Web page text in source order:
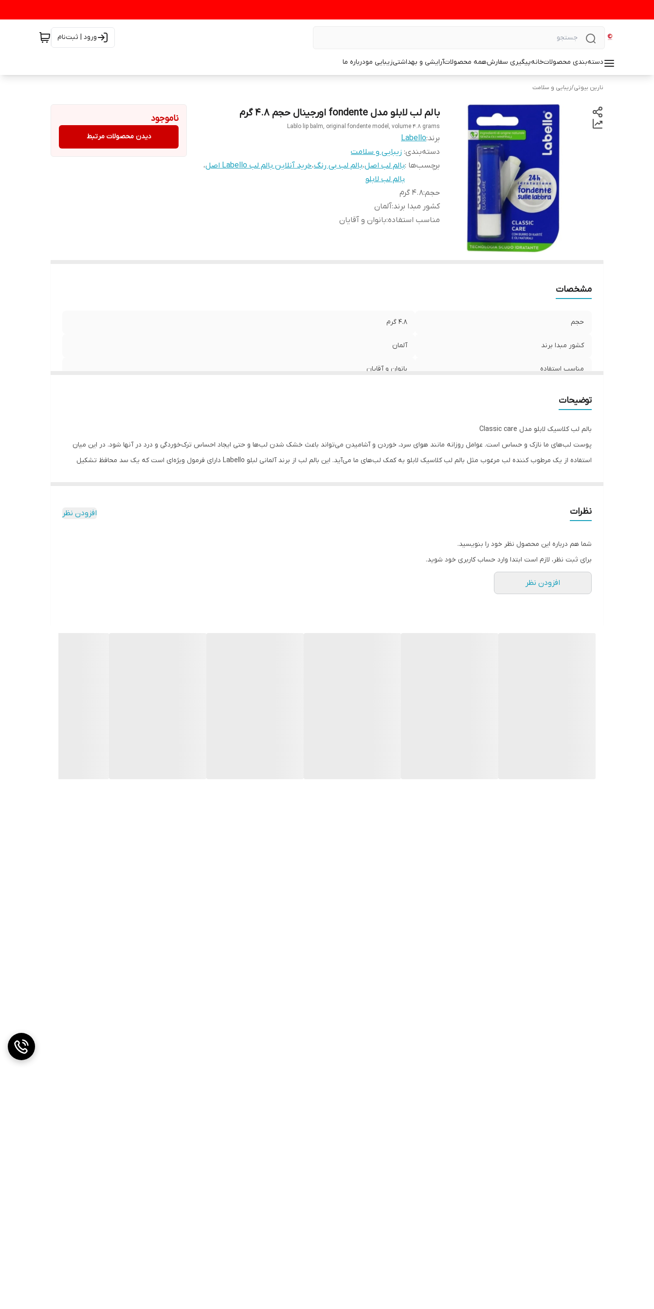
ورود | ثبت‌نام
دسته‌بندی محصولاتخانهپیگیری سفارشهمه محصولاتآرایشی و بهداشتیزیبایی مودرباره ما
نارین بیوتی/زیبایی و سلامت
بالم لب لابلو مدل fondente اورجینال حجم ۴.۸ گرم
Lablo lip balm, original fondente model, volume 4.8 grams
برند:Labello
دسته‌بندی: زیبایی و سلامت
برچسب‌ها :بالم لب اصل،بالم لب بی رنگ،خرید آنلاین بالم لب Labello اصل
،
بالم لب لابلو
حجم:۴.۸ گرم
کشور مبدا برند:آلمان
مناسب استفاده:بانوان و آقایان
ناموجود
دیدن محصولات مرتبط
مشخصات
حجم ۴.۸ گرم
کشور مبدا برند آلمان
مناسب استفاده بانوان و آقایان
توضیحات
بالم لب کلاسیک لابلو مدل Classic care
پوست لب‌های ما نازک و حساس است. عوامل روزانه مانند هوای سرد، خوردن و آشامیدن می‌تواند باعث خشک شدن لب‌ها و حتی ایجاد احساس ترک‌خوردگی و درد در آنها شود. در این میان
استفاده از یک مرطوب کننده لب مرغوب مثل بالم لب کلاسیک لابلو به کمک لب‌های ما می‌آید. این بالم لب از برند آلمانی لبلو Labello دارای فرمول ویژه‌ای است که یک سد محافظ تشکیل
این بالم لب برای آقایان نیز مناسب است زیرا هیچ رنگی روی لب باقی نمی‌گذارد. با استفاده از این محصول، شما می‌توانید به‌راحتی لب‌هایی نرم‌تر داشته باشید و از خشکی و ترک‌های آزاردهنده
برای همیشه به دور باشید.
آلوئه ورا: آلوئه ورا به دلیل خواص درمانی و مرطوب‌کنندگی طبیعی خود شناخته شده است. یالم لب بی رنگ لابلو با آلوئه ورا غنی شده است تا رطوبت طبیعی لب را حفظ کند.
ویتامین E: ویتامین E یک آنتی‌اکسیدان است و به ترمیم و محافظت از پوست آسیب دیده کمک می‌کند. بالم لب لابلو با استفاده از این ویتامین، در بازسازی لب‌های خشک یا ترک‌خورده بسیار
نظرات افزودن نظر
شما هم درباره این محصول نظر خود را بنویسید.
برای ثبت نظر، لازم است ابتدا وارد حساب کاربری خود شوید.
افزودن نظر